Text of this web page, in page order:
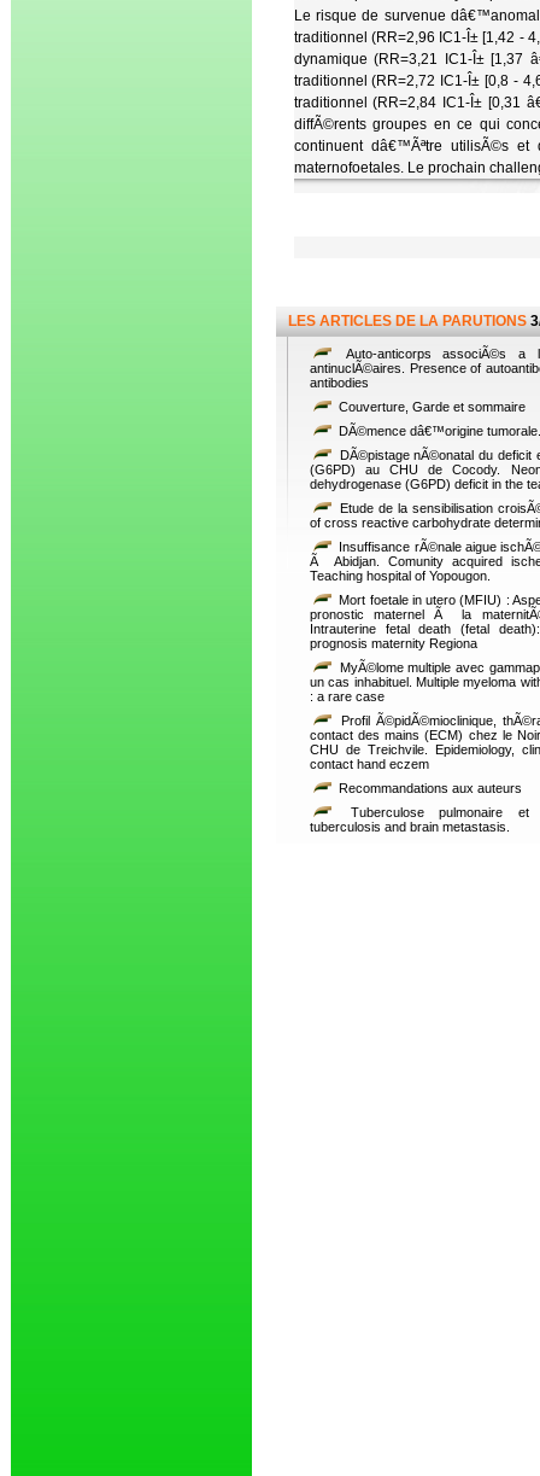
Le risque de survenue
traditionnel (RR=2,96 IC1-Î± [1,42 -
dynamique (RR=3,21 IC1-Î± [1,37
traditionnel (RR=2,72 IC1-Î± [0,8 -
traditionnel (RR=2,84 IC1-Î± [0,31
diffÃ©rents groupes en ce qui
continuent dâ€™Ãªtre utilisÃ©s
maternofoetales. Le prochain
LES ARTICLES DE LA PARUTIONS
Auto-anticorps associÃ©s a
antinuclÃ©aires. Presence of
antibodies
Couverture, Garde et sommaire
DÃ©mence dâ€™origine
DÃ©pistage nÃ©onatal du deficit
(G6PD) au CHU de Cocody.
dehydrogenase (G6PD) deficit in the
Etude de la sensibilisation
of cross reactive carbohydrate
Insuffisance rÃ©nale aigue
Ã Abidjan. Comunity acquired
Teaching hospital of Yopougon.
Mort foetale in utero (MFIU) :
pronostic maternel Ã la
Intrauterine fetal death (fetal
prognosis maternity Regiona
MyÃ©lome multiple avec
un cas inhabituel. Multiple myeloma
: a rare case
Profil Ã©pidÃ©mioclinique,
contact des mains (ECM) chez le
CHU de Treichvile. Epidemiology,
contact hand eczem
Recommandations aux auteurs
Tuberculose pulmonaire et
tuberculosis and brain metastasis.